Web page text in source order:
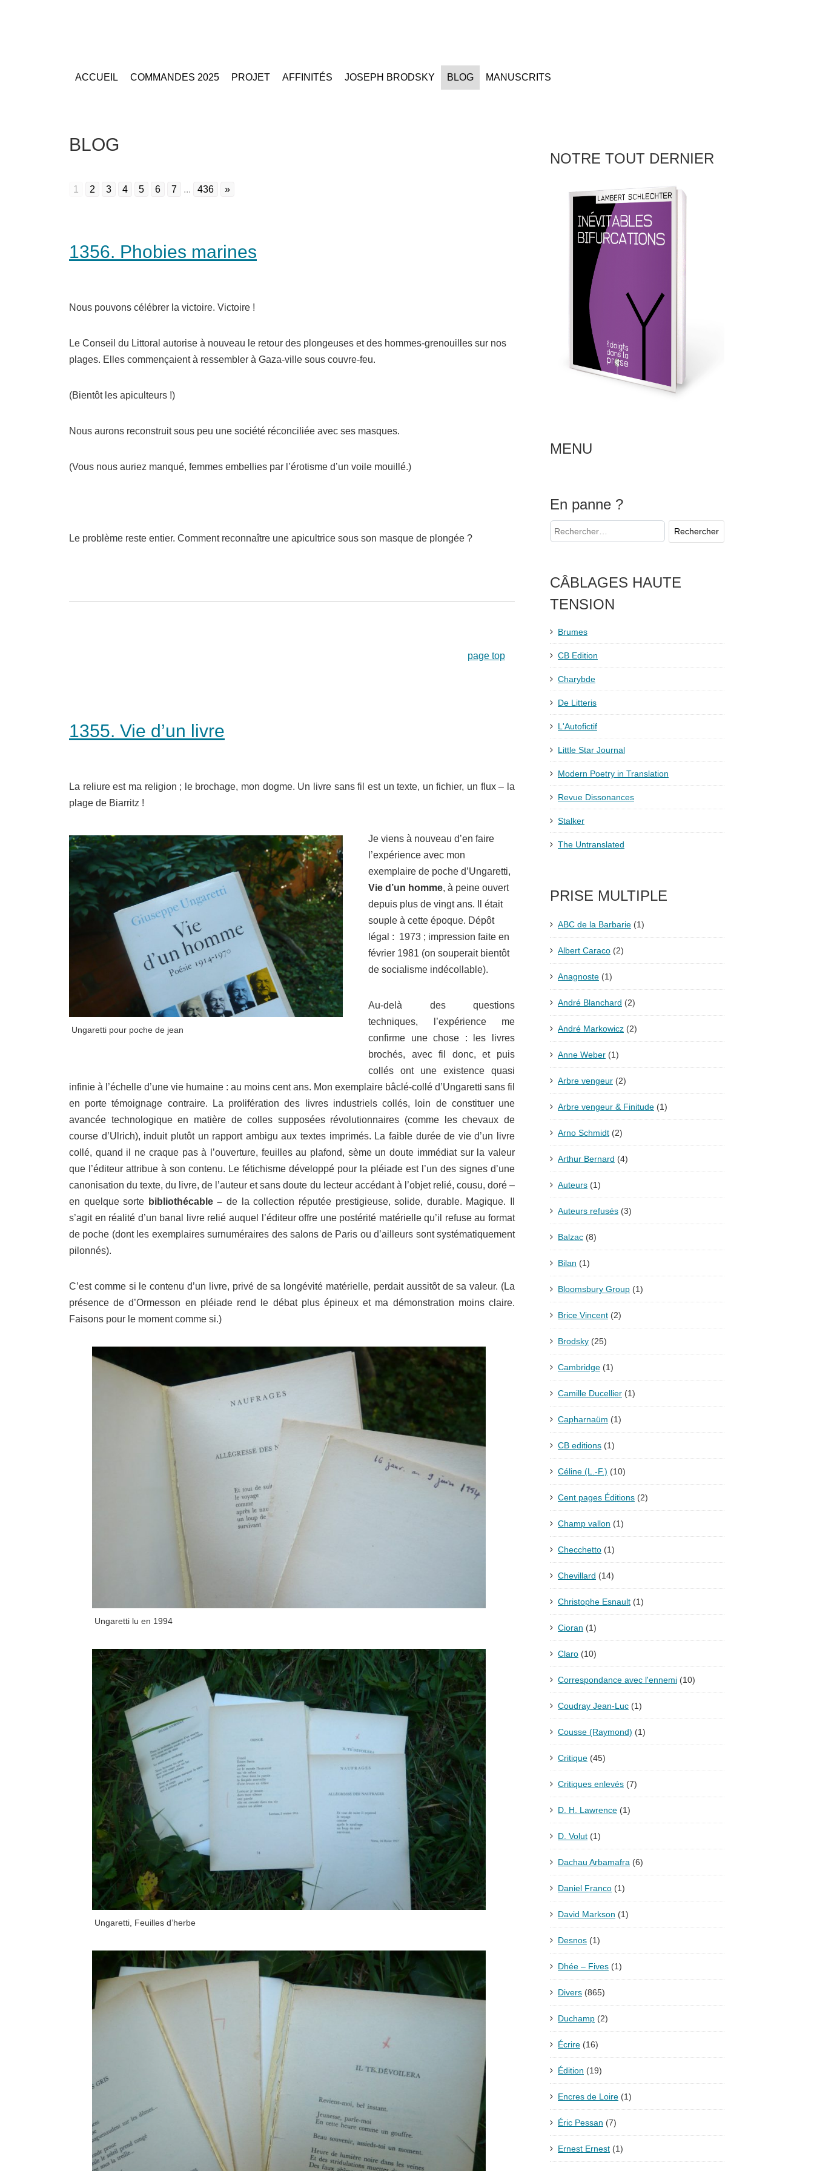
ACCUEIL COMMANDES 2025 PROJET AFFINITÉS JOSEPH BRODSKY BLOG MANUSCRITS
BLOG
1 2 3 4 5 6 7 ... 436 »
1356. Phobies marines
Nous pouvons célébrer la victoire. Victoire !
Le Conseil du Littoral autorise à nouveau le retour des plongeuses et des hommes-grenouilles sur nos
plages. Elles commençaient à ressembler à Gaza-ville sous couvre-feu.
(Bientôt les apiculteurs !)
Nous aurons reconstruit sous peu une société réconciliée avec ses masques.
(Vous nous auriez manqué, femmes embellies par l’érotisme d’un voile mouillé.)
Le problème reste entier. Comment reconnaître une apicultrice sous son masque de plongée ?
page top
1355. Vie d’un livre
La reliure est ma religion ; le brochage, mon dogme. Un livre sans fil est un texte, un fichier, un flux – la
plage de Biarritz !
Ungaretti pour poche de jean
Je viens à nouveau d’en faire
l’expérience avec mon
exemplaire de poche d’Ungaretti,
Vie d’un homme, à peine ouvert
depuis plus de vingt ans. Il était
souple à cette époque. Dépôt
légal : 1973 ; impression faite en
février 1981 (on souperait bientôt
de socialisme indécollable).
Au-delà des questions
techniques, l’expérience me
confirme une chose : les livres
brochés, avec fil donc, et puis
collés ont une existence quasi
infinie à l’échelle d’une vie humaine : au moins cent ans. Mon exemplaire bâclé-collé d’Ungaretti sans fil
en porte témoignage contraire. La prolifération des livres industriels collés, loin de constituer une
avancée technologique en matière de colles supposées révolutionnaires (comme les chevaux de
course d’Ulrich), induit plutôt un rapport ambigu aux textes imprimés. La faible durée de vie d’un livre
collé, quand il ne craque pas à l’ouverture, feuilles au plafond, sème un doute immédiat sur la valeur
que l’éditeur attribue à son contenu. Le fétichisme développé pour la pléiade est l’un des signes d’une
canonisation du texte, du livre, de l’auteur et sans doute du lecteur accédant à l’objet relié, cousu, doré –
en quelque sorte bibliothécable – de la collection réputée prestigieuse, solide, durable. Magique. Il
s’agit en réalité d’un banal livre relié auquel l’éditeur offre une postérité matérielle qu’il refuse au format
de poche (dont les exemplaires surnuméraires des salons de Paris ou d’ailleurs sont systématiquement
pilonnés).
C’est comme si le contenu d’un livre, privé de sa longévité matérielle, perdait aussitôt de sa valeur. (La
présence de d’Ormesson en pléiade rend le débat plus épineux et ma démonstration moins claire.
Faisons pour le moment comme si.)
Ungaretti lu en 1994
Ungaretti, Feuilles d’herbe
NOTRE TOUT DERNIER
MENU
En panne ?
CÂBLAGES HAUTE
TENSION
Brumes
CB Edition
Charybde
De Litteris
L'Autofictif
Little Star Journal
Modern Poetry in Translation
Revue Dissonances
Stalker
The Untranslated
PRISE MULTIPLE
ABC de la Barbarie (1)
Albert Caraco (2)
Anagnoste (1)
André Blanchard (2)
André Markowicz (2)
Anne Weber (1)
Arbre vengeur (2)
Arbre vengeur & Finitude (1)
Arno Schmidt (2)
Arthur Bernard (4)
Auteurs (1)
Auteurs refusés (3)
Balzac (8)
Bilan (1)
Bloomsbury Group (1)
Brice Vincent (2)
Brodsky (25)
Cambridge (1)
Camille Ducellier (1)
Capharnaüm (1)
CB editions (1)
Céline (L.-F.) (10)
Cent pages Éditions (2)
Champ vallon (1)
Checchetto (1)
Chevillard (14)
Christophe Esnault (1)
Cioran (1)
Claro (10)
Correspondance avec l'ennemi (10)
Coudray Jean-Luc (1)
Cousse (Raymond) (1)
Critique (45)
Critiques enlevés (7)
D. H. Lawrence (1)
D. Volut (1)
Dachau Arbamafra (6)
Daniel Franco (1)
David Markson (1)
Desnos (1)
Dhée – Fives (1)
Divers (865)
Duchamp (2)
Écrire (16)
Édition (19)
Encres de Loire (1)
Éric Pessan (7)
Ernest Ernest (1)